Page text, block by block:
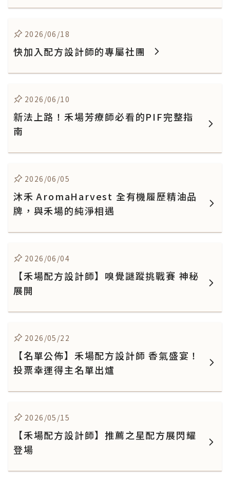
2026/06/18
快加入配方設計師的專屬社團
2026/06/10
新法上路！禾場芳療師必看的PIF完整指
南
2026/06/05
沐禾 AromaHarvest 全有機履歷精油品
牌，與禾場的純淨相遇
2026/06/04
【禾場配方設計師】嗅覺謎蹤挑戰賽 神秘
展開
2026/05/22
【名單公佈】禾場配方設計師 香氣盛宴！
投票幸運得主名單出爐
2026/05/15
【禾場配方設計師】推薦之星配方展閃耀
登場